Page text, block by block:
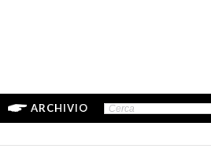
ARCHIVIO